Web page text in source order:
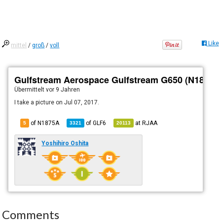
mittel /groß /voll Like
Gulfstream Aerospace Gulfstream G650
Übermitteltvor 9 Jahren
I take a picture on Jul 07, 2017.
5 of N1875A 3321 ofGLF6 20113 atRJAA
Yoshihiro Oshita
Comments